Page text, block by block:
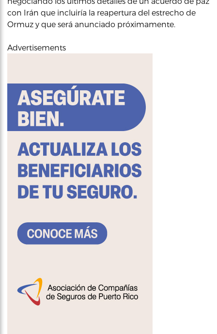
con Irán que incluiría la reapertura del estrecho de
Ormuz y que será anunciado próximamente.
Advertisements